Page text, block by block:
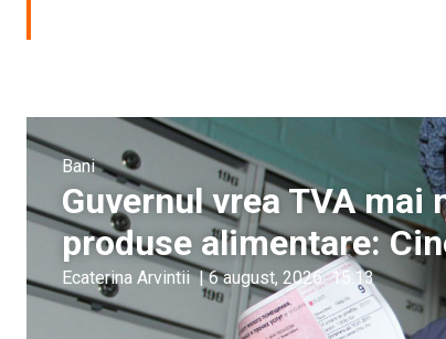
Bani
Guvernul vrea TVA mai
produse alimentare:
Ecaterina Arvintii | 6 august, 2026 15:13